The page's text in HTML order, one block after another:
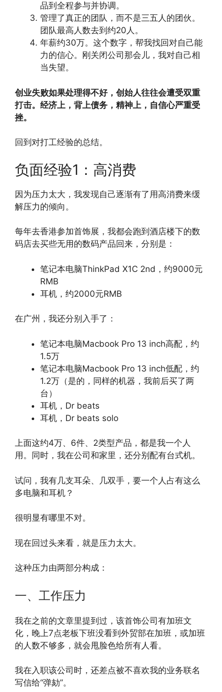
品到全程参与并协调。
管理了真正的团队，而不是三五人的团伙。
团队最高人数去到约20人。
年薪约30万。这个数字，帮我找回对自己能
力的信心。刚关闭公司那会儿，我对自己相
当失望。
创业失败如果处理得不好，创始人往往会遭受双重
打击。经济上，背上债务，精神上，自信心严重受
挫。
回到对打工经验的总结。
负面经验1：高消费
因为压力太大，我发现自己逐渐有了用高消费来缓
解压力的倾向。
每年去香港参加首饰展，我都会跑到酒店楼下的数
码店去买些无用的数码产品回来，分别是：
笔记本电脑ThinkPad X1C 2nd，约9000元
RMB
耳机，约2000元RMB
在广州，我还分别入手了：
笔记本电脑Macbook Pro 13 inch高配，约
1.5万
笔记本电脑Macbook Pro 13 inch低配，约
1.2万（是的，同样的机器，我前后买了两
台）
耳机，Dr beats
耳机，Dr beats solo
上面这约4万、6件、2类型产品，都是我一个人
用。同时，我在公司和家里，还分别配有台式机。
试问，我有几支耳朵、几双手，要一个人占有这么
多电脑和耳机？
很明显有哪里不对。
现在回过头来看，就是压力太大。
这种压力由两部分构成：
一、工作压力
我在之前的文章里提到过，该首饰公司有加班文
化，晚上7点老板下班没看到外贸部在加班，或加班
的人数不够多，就会甩脸色给所有人看。
我在入职该公司时，还差点被不喜欢我的业务联名
写信给“弹劾”。